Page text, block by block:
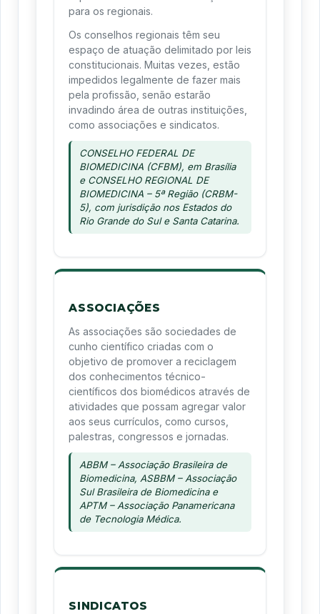
para os regionais.
Os conselhos regionais têm seu
espaço de atuação delimitado por leis
constitucionais. Muitas vezes, estão
impedidos legalmente de fazer mais
pela profissão, senão estarão
invadindo área de outras instituições,
como associações e sindicatos.
CONSELHO FEDERAL DE
BIOMEDICINA (CFBM), em Brasília
e CONSELHO REGIONAL DE
BIOMEDICINA – 5ª Região (CRBM-
5), com jurisdição nos Estados do
Rio Grande do Sul e Santa Catarina.
ASSOCIAÇÕES
As associações são sociedades de
cunho científico criadas com o
objetivo de promover a reciclagem
dos conhecimentos técnico-
científicos dos biomédicos através de
atividades que possam agregar valor
aos seus currículos, como cursos,
palestras, congressos e jornadas.
ABBM – Associação Brasileira de
Biomedicina, ASBBM – Associação
Sul Brasileira de Biomedicina e
APTM – Associação Panamericana
de Tecnologia Médica.
SINDICATOS